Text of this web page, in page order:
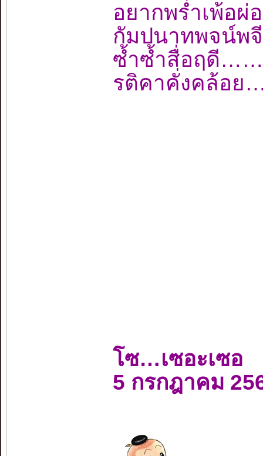
อยากพร่ำเพ้อ
กัมปนาทพจน์
ซ้ำซ้ำสื่อฤดี
รติคาคั่งคล้อ
โซ…เซอะเซอ
5 กรกฎาคม